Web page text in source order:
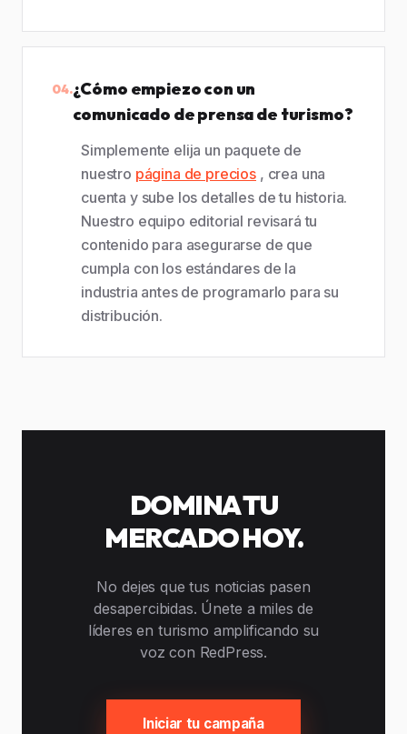
04.¿Cómo empiezo con un
comunicado de prensa de turismo?
Simplemente elija un paquete de
nuestro página de precios , crea una
cuenta y sube los detalles de tu historia.
Nuestro equipo editorial revisará tu
contenido para asegurarse de que
cumpla con los estándares de la
industria antes de programarlo para su
distribución.
DOMINA TU
MERCADO HOY.
No dejes que tus noticias pasen
desapercibidas. Únete a miles de
líderes en turismo amplificando su
voz con RedPress.
Iniciar tu campaña